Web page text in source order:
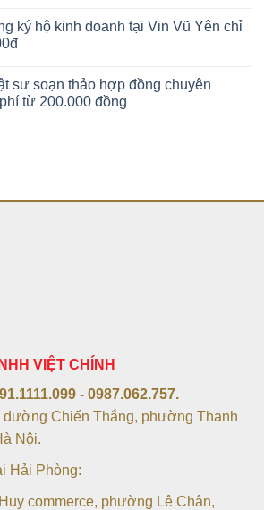
ký hộ kinh doanh tại Vin Vũ Yên chỉ
sư soạn thảo hợp đồng chuyên
từ 200.000 đồng
VIỆT CHÍNH
- 0987.062.757.
đường Chiến Thắng, phường Thanh
Nội.
Hải Phòng:
commerce, phường Lê Chân,